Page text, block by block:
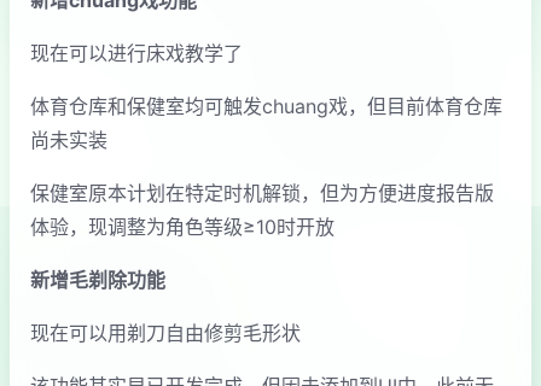
现在可以进行床戏教学了
体育仓库和保健室均可触发chuang戏，但目前体育仓库
尚未实装
保健室原本计划在特定时机解锁，但为方便进度报告版
体验，现调整为角色等级≥10时开放
新增毛剃除功能
现在可以用剃刀自由修剪毛形状